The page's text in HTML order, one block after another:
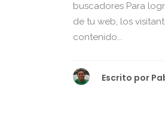
buscadores Para
de tu web, los
contenido...
Escrito por